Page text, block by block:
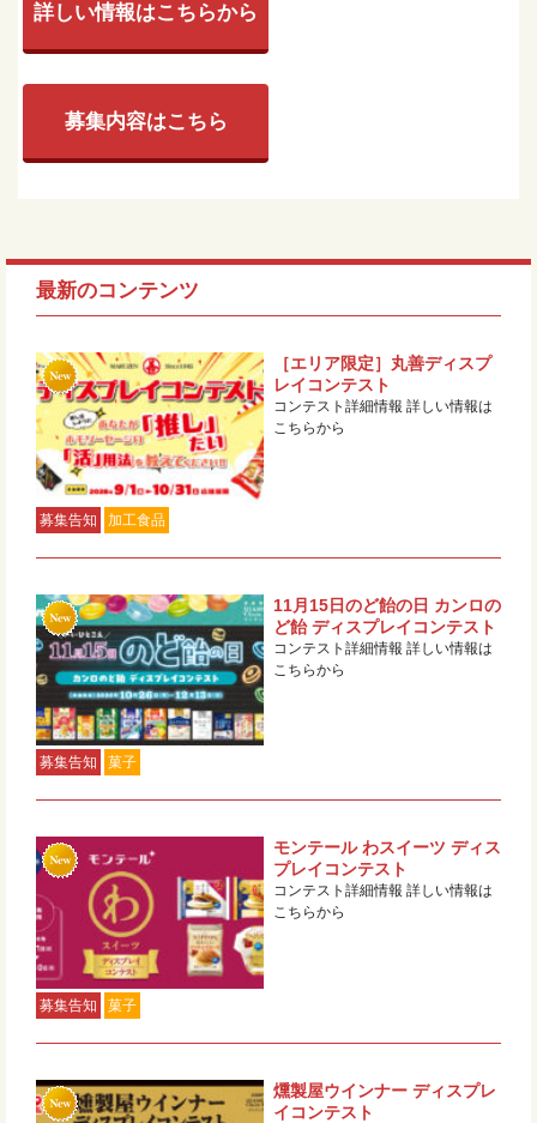
詳しい情報はこちらから
募集内容はこちら
最新のコンテンツ
募集告知 加工食品
［エリア限定］丸善ディスプ
レイコンテスト
コンテスト詳細情報 詳しい情報は
こちらから
募集告知 菓子
11月15日のど飴の日 カンロの
ど飴 ディスプレイコンテスト
コンテスト詳細情報 詳しい情報は
こちらから
募集告知 菓子
モンテール わスイーツ ディス
プレイコンテスト
コンテスト詳細情報 詳しい情報は
こちらから
燻製屋ウインナー ディスプレ
イコンテスト